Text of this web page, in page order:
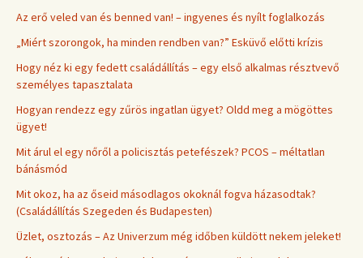
Az erő veled van és benned van! – ingyenes és nyílt foglalkozás
„Miért szorongok, ha minden rendben van?” Esküvő előtti krízis
Hogy néz ki egy fedett családállítás – egy első alkalmas résztvevő
személyes tapasztalata
Hogyan rendezz egy zűrös ingatlan ügyet? Oldd meg a mögöttes
ügyet!
Mit árul el egy nőről a policisztás petefészek? PCOS – méltatlan
bánásmód
Mit okoz, ha az őseid másodlagos okoknál fogva házasodtak?
(Családállítás Szegeden és Budapesten)
Üzlet, osztozás – Az Univerzum még időben küldött nekem jeleket!